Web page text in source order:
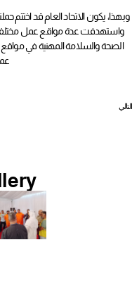
واستهدفت عدة مواقع عمل مختلفة،
الصحة والسلامة المهنية في
التالي